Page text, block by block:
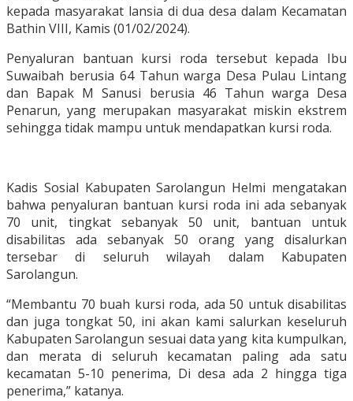
kepada masyarakat lansia di dua desa dalam Kecamatan
Bathin VIII, Kamis (01/02/2024).
Penyaluran bantuan kursi roda tersebut kepada Ibu
Suwaibah berusia 64 Tahun warga Desa Pulau Lintang
dan Bapak M Sanusi berusia 46 Tahun warga Desa
Penarun, yang merupakan masyarakat miskin ekstrem
sehingga tidak mampu untuk mendapatkan kursi roda.
Kadis Sosial Kabupaten Sarolangun Helmi mengatakan
bahwa penyaluran bantuan kursi roda ini ada sebanyak
70 unit, tingkat sebanyak 50 unit, bantuan untuk
disabilitas ada sebanyak 50 orang yang disalurkan
tersebar di seluruh wilayah dalam Kabupaten
Sarolangun.
“Membantu 70 buah kursi roda, ada 50 untuk disabilitas
dan juga tongkat 50, ini akan kami salurkan keseluruh
Kabupaten Sarolangun sesuai data yang kita kumpulkan,
dan merata di seluruh kecamatan paling ada satu
kecamatan 5-10 penerima, Di desa ada 2 hingga tiga
penerima,” katanya.